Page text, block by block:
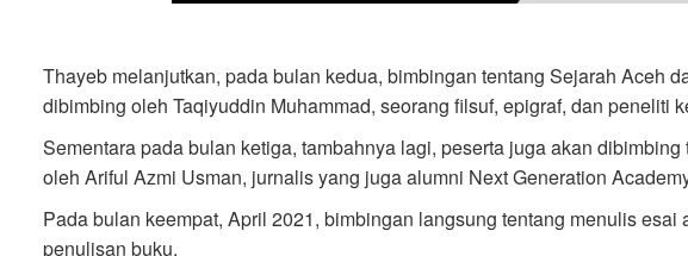
Thayeb melanjutkan, pada bulan kedua, bimbingan tentang Sejarah Aceh
dibimbing oleh Taqiyuddin Muhammad, seorang filsuf, epigraf, dan peneliti
Sementara pada bulan ketiga, tambahnya lagi, peserta juga akan
oleh Ariful Azmi Usman, jurnalis yang juga alumni Next Generation
Pada bulan keempat, April 2021, bimbingan langsung tentang menulis esai
penulisan buku.